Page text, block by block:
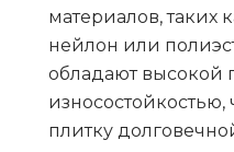
материалов, таких
нейлон или
обладают высокой
износостойкостью,
плитку